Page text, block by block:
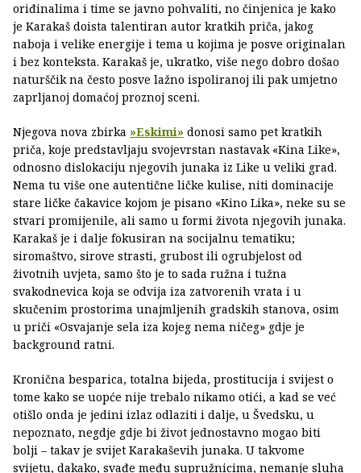
oriđinalima i time se javno pohvaliti, no činjenica je kako
je Karakaš doista talentiran autor kratkih priča, jakog
naboja i velike energije i tema u kojima je posve originalan
i bez konteksta. Karakaš je, ukratko, više nego dobro došao
naturščik na često posve lažno ispoliranoj ili pak umjetno
zaprljanoj domaćoj proznoj sceni.
Njegova nova zbirka »Eskimi» donosi samo pet kratkih
priča, koje predstavljaju svojevrstan nastavak «Kina Like»,
odnosno dislokaciju njegovih junaka iz Like u veliki grad.
Nema tu više one autentične ličke kulise, niti dominacije
stare ličke čakavice kojom je pisano «Kino Lika», neke su se
stvari promijenile, ali samo u formi života njegovih junaka.
Karakaš je i dalje fokusiran na socijalnu tematiku;
siromaštvo, sirove strasti, grubost ili ogrubjelost od
životnih uvjeta, samo što je to sada ružna i tužna
svakodnevica koja se odvija iza zatvorenih vrata i u
skučenim prostorima unajmljenih gradskih stanova, osim
u priči «Osvajanje sela iza kojeg nema ničeg» gdje je
background ratni.
Kronična besparica, totalna bijeda, prostitucija i svijest o
tome kako se uopće nije trebalo nikamo otići, a kad se već
otišlo onda je jedini izlaz odlaziti i dalje, u Švedsku, u
nepoznato, negdje gdje bi život jednostavno mogao biti
bolji – takav je svijet Karakaševih junaka. U takvome
svijetu, dakako, svađe među supružnicima, nemanje sluha